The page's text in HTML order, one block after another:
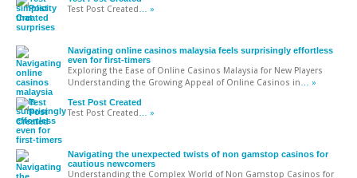
Test Post Created … »
Navigating online casinos malaysia feels surprisingly effortless
even for first-timers
Exploring the Ease of Online Casinos Malaysia for New Players
Understanding the Growing Appeal of Online Casinos in … »
Test Post Created
Test Post Created … »
Navigating the unexpected twists of non gamstop casinos for
cautious newcomers
Understanding the Complex World of Non Gamstop Casinos for